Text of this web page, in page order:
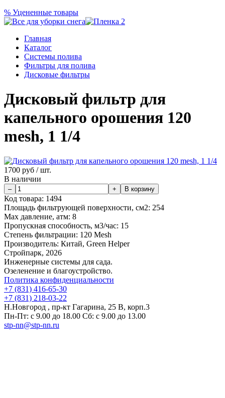
% Уцененные товары
Главная
Каталог
Системы полива
Фильтры для полива
Дисковые фильтры
Дисковый фильтр для
капельного орошения 120
mesh, 1 1/4
1700 руб / шт.
В наличии
Код товара: 1494
Площадь фильтрующей поверхности, см2: 254
Мах давление, атм: 8
Пропускная способность, м3/час: 15
Степень фильтрации: 120 Mesh
Производитель: Китай, Green Helper
Стройпарк, 2026
Инженерные системы для сада.
Озеленение и благоустройство.
Политика конфиденциальности
+7 (831) 416-65-30
+7 (831) 218-03-22
Н.Новгород , пр-кт Гагарина, 25 В, корп.3
Пн-Пт: с 9.00 до 18.00 Сб: с 9.00 до 13.00
stp-nn@stp-nn.ru